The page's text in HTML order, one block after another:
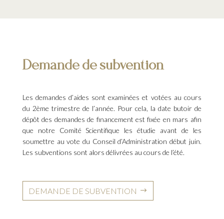
Demande de subvention
Les demandes d’aides sont examinées et votées au cours
du 2ème trimestre de l’année. Pour cela, la date butoir de
dépôt des demandes de financement est fixée en mars afin
que notre Comité Scientifique les étudie avant de les
soumettre au vote du Conseil d’Administration début juin.
Les subventions sont alors délivrées au cours de l’été.
DEMANDE DE SUBVENTION